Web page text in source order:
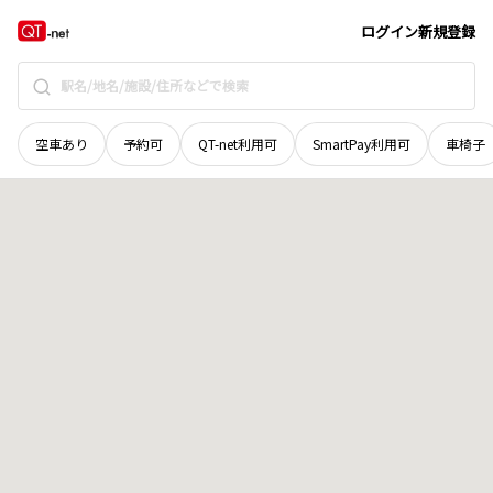
ログイン新規登録
空車あり 予約可 QT-net利用可 SmartPay利用可 車椅子
広島県